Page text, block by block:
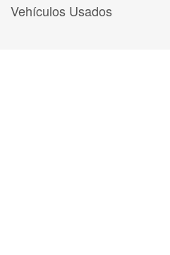
Vehículos Usados